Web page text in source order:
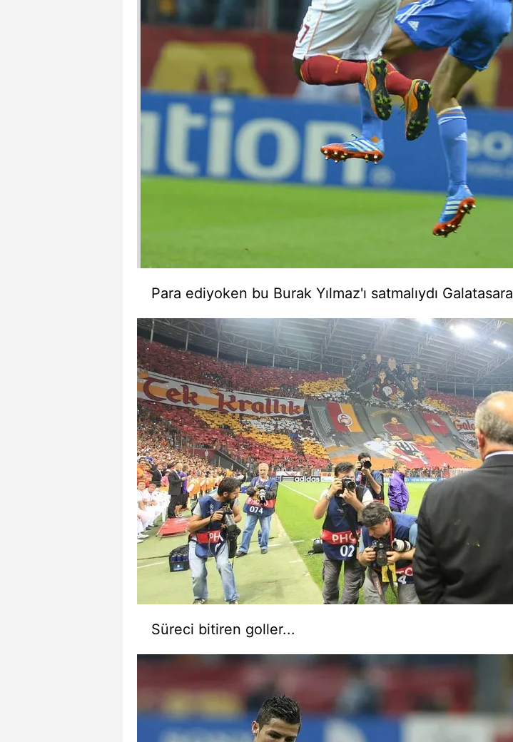
reklam/pazarlama faaliyetlerinin yapılması, amaçlarıyla sınırlı olarak
Çerezlere ilişkin tercihlerinizi aşağıda yer alan panel vasıtasıyla
Çerez Bilgilendirme Metnimizi ziyaret
6698 sayılı Kişisel Verilerin Korunması Kanunu uyarınca
mevzuata uygun olarak kullanılan çerezlerle ilgili bilgi almak için
Para ediyoken bu Burak Yılmaz'ı satmalıydı
Süreci bitiren goller...